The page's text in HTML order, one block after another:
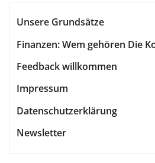
Unsere Grundsätze
Finanzen: Wem gehören Die
Feedback willkommen
Impressum
Datenschutzerklärung
Newsletter